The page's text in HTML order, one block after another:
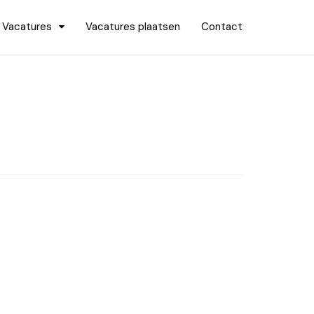
Vacatures Vacatures plaatsen Contact